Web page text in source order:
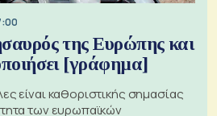
της Ευρώπης και
[γράφημα]
είναι καθοριστικής σημασίας
των ευρωπαϊκών